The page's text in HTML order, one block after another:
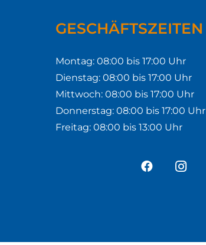
GESCHÄFTSZEITEN
Montag: 08:00 bis 17:00 Uhr
Dienstag: 08:00 bis 17:00 Uhr
Mittwoch: 08:00 bis 17:00 Uhr
Donnerstag: 08:00 bis 17:00 Uhr
Freitag: 08:00 bis 13:00 Uhr